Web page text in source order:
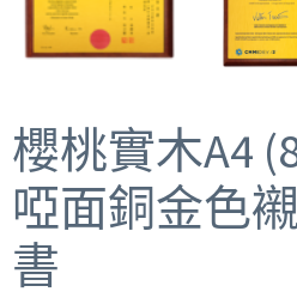
櫻桃實木A4
啞面銅金色
書